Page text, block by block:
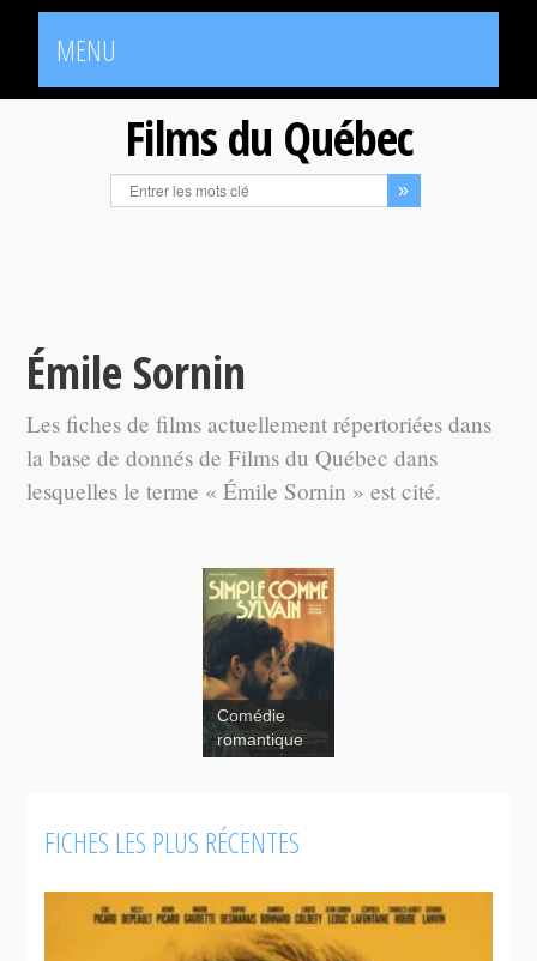
MENU
Films du Québec
Émile Sornin
Les fiches de films actuellement répertoriées dans
la base de donnés de Films du Québec dans
lesquelles le terme « Émile Sornin » est cité.
Comédie
romantique
FICHES LES PLUS RÉCENTES